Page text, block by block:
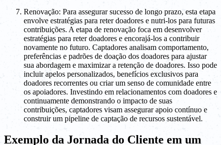
Renovação: Para assegurar sucesso de longo prazo, esta etapa
envolve estratégias para reter doadores e nutri-los para futuras
contribuições. A etapa de renovação foca em desenvolver
estratégias para reter doadores e encorajá-los a contribuir
novamente no futuro. Captadores analisam comportamento,
preferências e padrões de doação dos doadores para ajustar
sua abordagem e maximizar a retenção de doadores. Isso pode
incluir apelos personalizados, benefícios exclusivos para
doadores recorrentes ou criar um senso de comunidade entre
os apoiadores. Investindo em relacionamentos com doadores e
continuamente demonstrando o impacto de suas
contribuições, captadores visam assegurar apoio contínuo e
construir um pipeline de captação de recursos sustentável.
Exemplo da Jornada do Cliente em um